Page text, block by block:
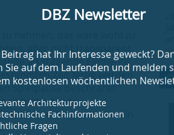
nehmen, das wäre wohl zu
aber nicht transparent
als tragende Elemente
Zeit fertig werden
Spielpause beschränkt
selbsttragende
verlangt; und für ein
Fachinformationen
Fragen
Anti-Roboter-Verifizierung
Hier klicken